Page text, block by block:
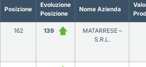
Posizione
Evoluzione
Posizione
Nome Azienda
162 139
MATARRESE –
S.R.L.